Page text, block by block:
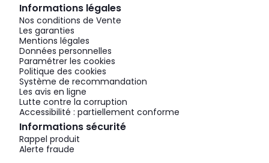
Informations légales
Nos conditions de Vente
Les garanties
Mentions légales
Données personnelles
Paramétrer les cookies
Politique des cookies
Système de recommandation
Les avis en ligne
Lutte contre la corruption
Accessibilité : partiellement conforme
Informations sécurité
Rappel produit
Alerte fraude